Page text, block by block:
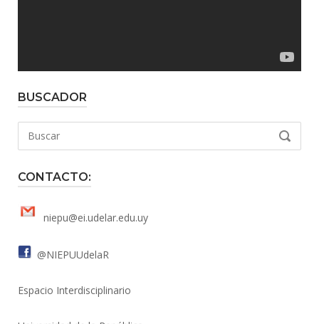
BUSCADOR
BUSCAR
CONTACTO:
niepu@ei.udelar.edu.uy
@NIEPUUdelaR
Espacio Interdisciplinario